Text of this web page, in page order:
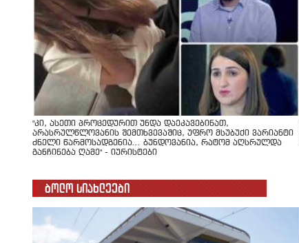
"კი, ასეთი პროცედურით უნდა დაეკავებინათ,
არასრულწლოვანის შემთხვევაშიც, უფრო მსუბუქი ვარიანტი
ძნელი წარმოსადგენია... ბუნდოვანია, რატომ აღსრულდა
განჩინება ღამე" - იურისტები
ბოლო სიახლეები